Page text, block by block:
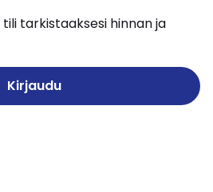
tili tarkistaaksesi hinnan ja
Kirjaudu